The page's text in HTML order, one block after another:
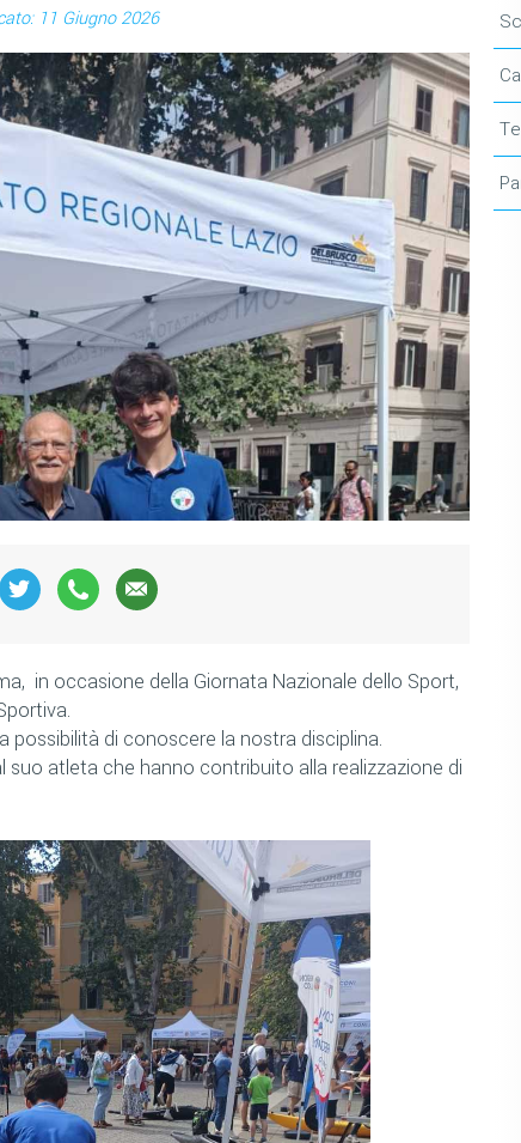
11 Giugno 2026
in occasione della Giornata Nazionale dello Sport,
di conoscere la nostra disciplina.
suo atleta che hanno contribuito alla realizzazione di